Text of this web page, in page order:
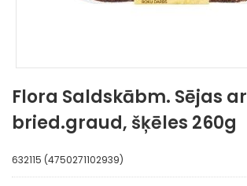
Flora Saldskābm. Sējas ar
bried.graud, šķēles 260g
632115 (4750271102939)